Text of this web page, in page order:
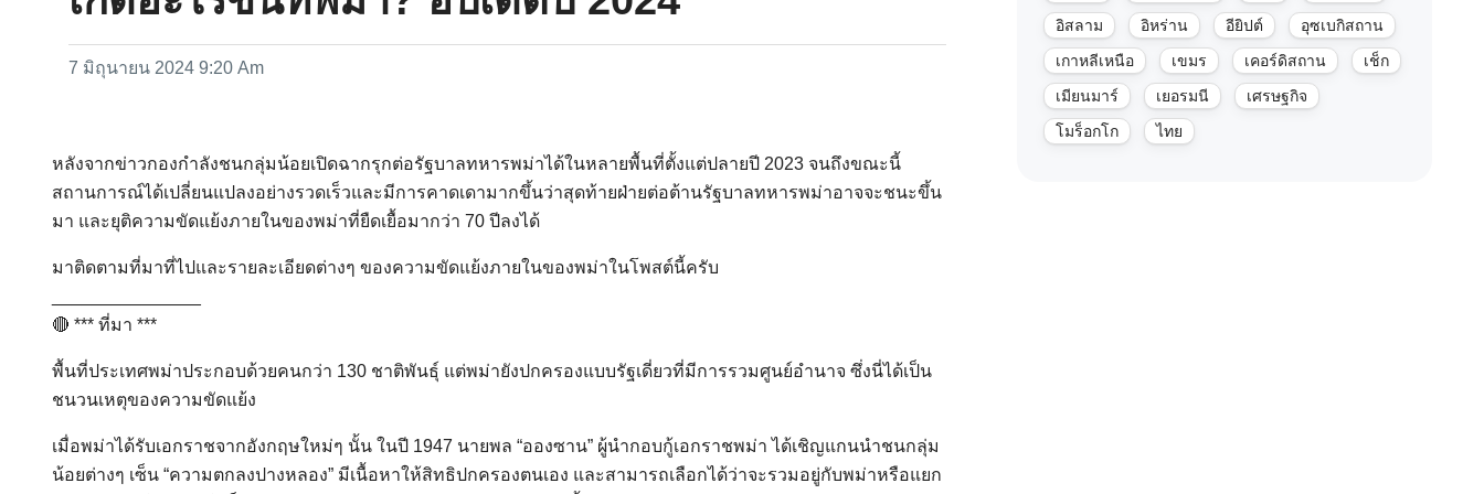
7 มิถุนายน 2024 9:20 Am
หลังจากข่าวกองกำลังชนกลุ่มน้อยเปิดฉากรุกต่อรัฐบาลทหารพม่าได้ในหลายพื้นที่ตั้งแต่ปลายปี 2023 จนถึงขณะนี้
สถานการณ์ได้เปลี่ยนแปลงอย่างรวดเร็วและมีการคาดเดามากขึ้นว่าสุดท้ายฝ่ายต่อต้านรัฐบาลทหารพม่าอาจจะชนะขึ้น
มา และยุติความขัดแย้งภายในของพม่าที่ยืดเยื้อมากว่า 70 ปีลงได้
มาติดตามที่มาที่ไปและรายละเอียดต่างๆ ของความขัดแย้งภายในของพม่าในโพสต์นี้ครับ
🔴 *** ที่มา ***
พื้นที่ประเทศพม่าประกอบด้วยคนกว่า 130 ชาติพันธุ์ แต่พม่ายังปกครองแบบรัฐเดี่ยวที่มีการรวมศูนย์อำนาจ ซึ่งนี่ได้เป็น
ชนวนเหตุของความขัดแย้ง
เมื่อพม่าได้รับเอกราชจากอังกฤษใหม่ๆ นั้น ในปี 1947 นายพล “อองซาน” ผู้นำกอบกู้เอกราชพม่า ได้เชิญแกนนำชนกลุ่ม
น้อยต่างๆ เซ็น “ความตกลงปางหลอง” มีเนื้อหาให้สิทธิปกครองตนเอง และสามารถเลือกได้ว่าจะรวมอยู่กับพม่าหรือแยก
อิสลาม
อิหร่าน อียิปต์
อุซเบกิสถาน
เกาหลีเหนือ
เขมร เคอร์ดิสถาน
เช็ก
เมียนมาร์
เยอรมนี
เศรษฐกิจ
โมร็อกโก
ไทย